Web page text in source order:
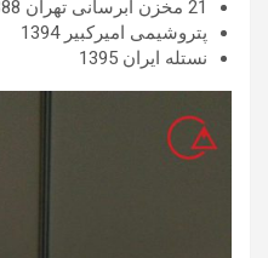
21 مخزن آبرسانی تهران 1388 – 1389
پتروشیمی امیرکبیر 1394
نستله ایران 1395